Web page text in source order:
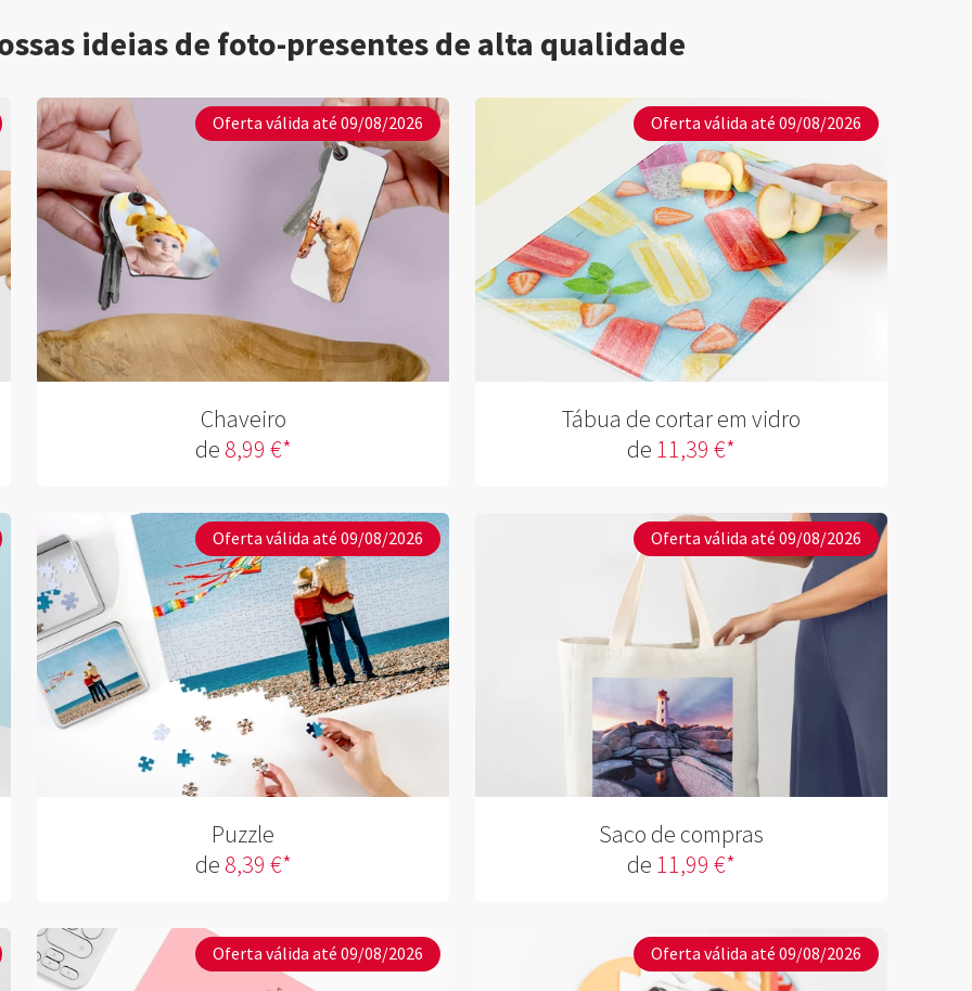
ideias de foto-presentes de alta qualidade
Oferta válida até 09/08/2026
Chaveiro
de 8,99 €*
Oferta válida até 09/08/2026
Tábua de cortar em vidro
de 11,39 €*
Oferta válida até 09/08/2026
Puzzle
de 8,39 €*
Oferta válida até 09/08/2026
Saco de compras
de 11,99 €*
Oferta válida até 09/08/2026 Oferta válida até 09/08/2026